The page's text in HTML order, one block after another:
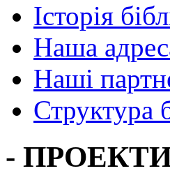
Історія
Наша
Наші
Структура
-